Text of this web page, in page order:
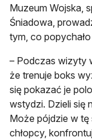
Muzeum Wojska,
Śniadowa,
tym, co
– Podczas wizyty
że trenuje boks
się pokazać je
wstydzi. Dzieli się
Może pójdzie w tę
chłopcy,